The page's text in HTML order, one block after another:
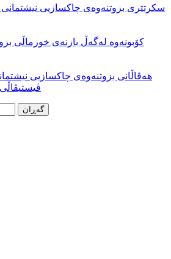
سکرتێری بزوتنەوەی چاکسازیی نیشتمانی
کۆبونەوە لەگەڵ بازنەی خورماڵی
هەڤاڵانی بزوتنەوەی چاکسازیی